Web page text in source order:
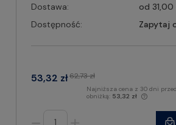
Dostawa:
od 31,00
Dostępność:
Zapytaj
53,32 zł62,73 zł
Najniższa cena z 30 dni przed
obniżką: 53,32 zł